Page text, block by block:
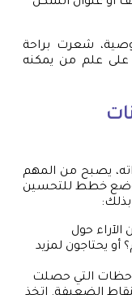
شعرت براحة
على علم من يمكنه
يصبح من المهم
ووضع خطط للتحسين
الآراء حول
أو يحتاجون لمزيد
التي حصلت